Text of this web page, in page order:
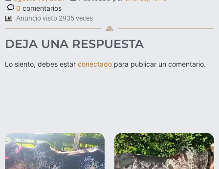
0 comentarios
Anuncio visto 2935 veces
DEJA UNA RESPUESTA
Lo siento, debes estar conectado para publicar un comentario.